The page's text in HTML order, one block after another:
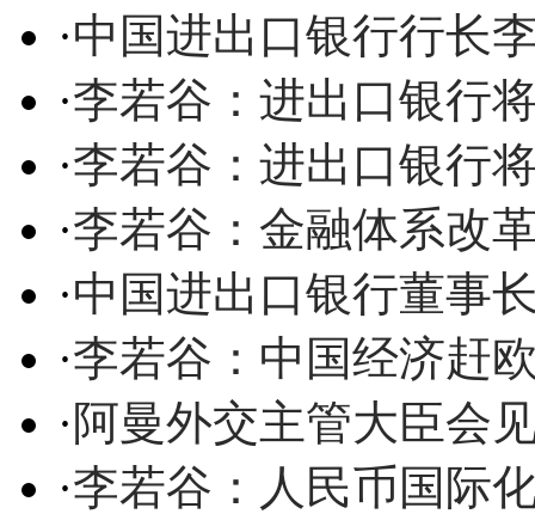
·中国进出口银行行长
·李若谷：进出口银行
·李若谷：进出口银行
·李若谷：金融体系改
·中国进出口银行董事
·李若谷：中国经济赶
· 阿曼外交主管大臣会
·李若谷：人民币国际